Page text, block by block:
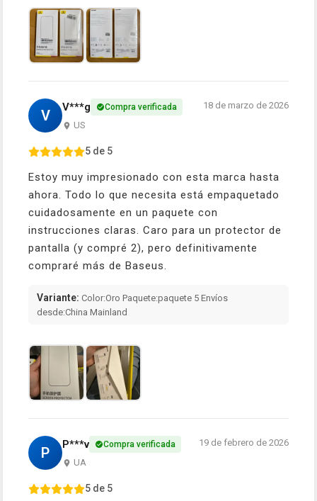
V V***g Compra verificada
US
18 de marzo de 2026
5 de 5
Estoy muy impresionado con esta marca hasta
ahora. Todo lo que necesita está empaquetado
cuidadosamente en un paquete con
instrucciones claras. Caro para un protector de
pantalla (y compré 2), pero definitivamente
compraré más de Baseus.
Variante: Color:Oro Paquete:paquete 5 Envíos
desde:China Mainland
P P***v Compra verificada
UA
19 de febrero de 2026
5 de 5